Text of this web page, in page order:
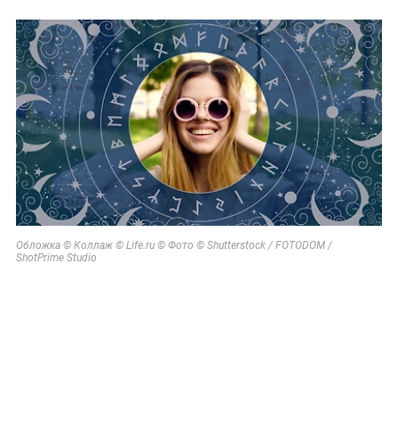
Обложка © Коллаж © Life.ru © Фото © Shutterstock / FOTODOM /
ShotPrime Studio